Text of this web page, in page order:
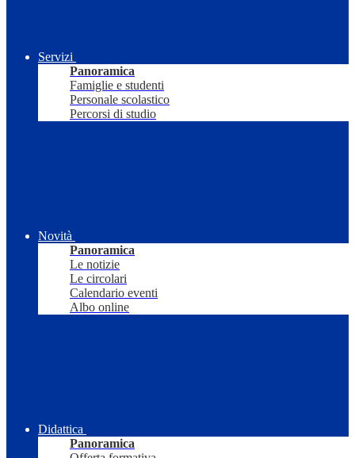
Servizi
Panoramica
Famiglie e studenti
Personale scolastico
Percorsi di studio
Novità
Panoramica
Le notizie
Le circolari
Calendario eventi
Albo online
Didattica
Panoramica